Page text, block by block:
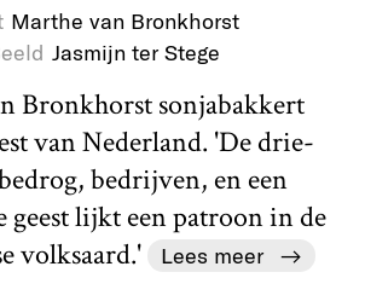
Marthe van Bronkhorst
Jasmijn ter Stege
Bronkhorst sonjabakkert
van Nederland. 'De drie-
bedrijven, en een
geest lijkt een patroon in de
volksaard.'
Lees meer